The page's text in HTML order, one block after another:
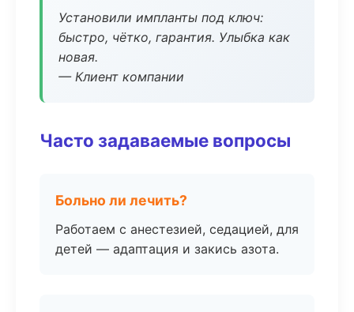
Установили импланты под ключ:
быстро, чётко, гарантия. Улыбка как
новая.
— Клиент компании
Часто задаваемые вопросы
Больно ли лечить?
Работаем с анестезией, седацией, для
детей — адаптация и закись азота.